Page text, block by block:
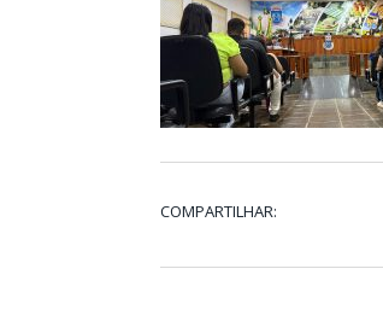
COMPARTILHAR: